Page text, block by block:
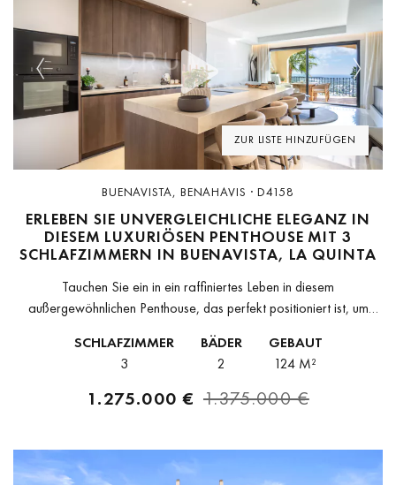
ZUR LISTE HINZUFÜGEN
Previous Next
BUENAVISTA, BENAHAVIS · D4158
ERLEBEN SIE UNVERGLEICHLICHE ELEGANZ IN
DIESEM LUXURIÖSEN PENTHOUSE MIT 3
SCHLAFZIMMERN IN BUENAVISTA, LA QUINTA
Tauchen Sie ein in ein raffiniertes Leben in diesem
außergewöhnlichen Penthouse, das perfekt positioniert ist, um
majestätischen Berge und die grünen Golfplätze...
SCHLAFZIMMER
3
BÄDER
2
GEBAUT
124 M²
1.275.000 € 1.375.000 €